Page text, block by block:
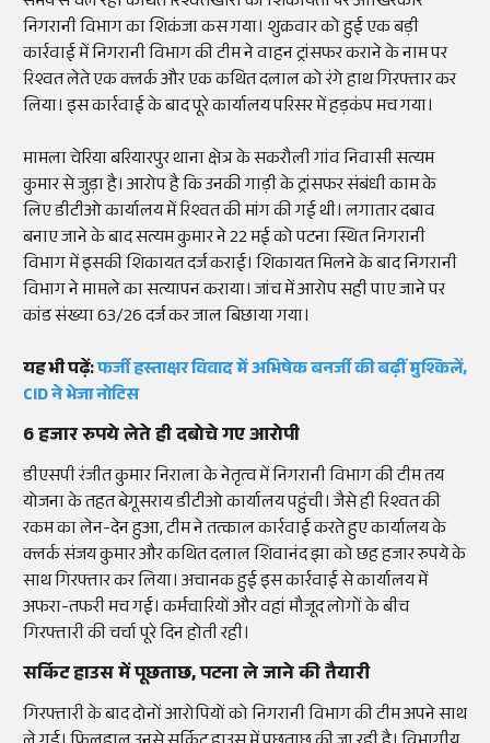
निगरानी विभाग का शिकंजा कस गया। शुक्रवार को हुई एक बड़ी
कार्रवाई में निगरानी विभाग की टीम ने वाहन ट्रांसफर कराने के नाम पर
रिश्वत लेते एक क्लर्क और एक कथित दलाल को रंगे हाथ गिरफ्तार कर
लिया। इस कार्रवाई के बाद पूरे कार्यालय परिसर में हड़कंप मच गया।
मामला चेरिया बरियारपुर थाना क्षेत्र के सकरौली गांव निवासी सत्यम
कुमार से जुड़ा है। आरोप है कि उनकी गाड़ी के ट्रांसफर संबंधी काम के
लिए डीटीओ कार्यालय में रिश्वत की मांग की गई थी। लगातार दबाव
बनाए जाने के बाद सत्यम कुमार ने 22 मई को पटना स्थित निगरानी
विभाग में इसकी शिकायत दर्ज कराई। शिकायत मिलने के बाद निगरानी
विभाग ने मामले का सत्यापन कराया। जांच में आरोप सही पाए जाने पर
कांड संख्या 63/26 दर्ज कर जाल बिछाया गया।
यह भी पढ़ें:फर्जी हस्ताक्षर विवाद में अभिषेक बनर्जी की बढ़ीं मुश्किलें,
CID ने भेजा नोटिस
6 हजार रुपये लेते ही दबोचे गए आरोपी
डीएसपी रंजीत कुमार निराला के नेतृत्व में निगरानी विभाग की टीम तय
योजना के तहत बेगूसराय डीटीओ कार्यालय पहुंची। जैसे ही रिश्वत की
रकम का लेन-देन हुआ, टीम ने तत्काल कार्रवाई करते हुए कार्यालय के
क्लर्क संजय कुमार और कथित दलाल शिवानंद झा को छह हजार रुपये के
साथ गिरफ्तार कर लिया। अचानक हुई इस कार्रवाई से कार्यालय में
अफरा-तफरी मच गई। कर्मचारियों और वहां मौजूद लोगों के बीच
गिरफ्तारी की चर्चा पूरे दिन होती रही।
सर्किट हाउस में पूछताछ, पटना ले जाने की तैयारी
गिरफ्तारी के बाद दोनों आरोपियों को निगरानी विभाग की टीम अपने साथ